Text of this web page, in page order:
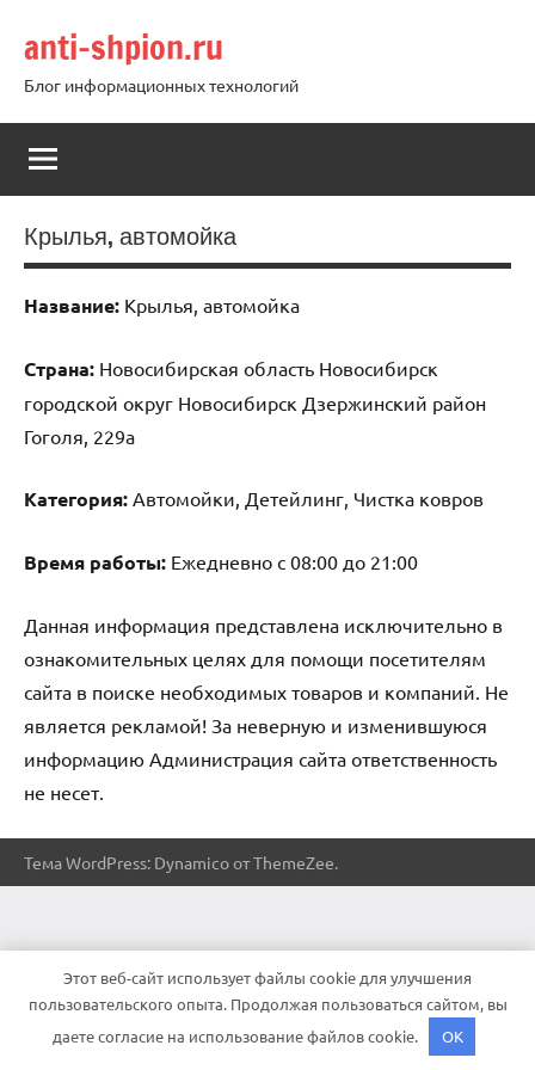
содержимому
anti-shpion.ru
Блог информационных технологий
Крылья, автомойка
Название: Крылья, автомойка
Страна: Новосибирская область Новосибирск
городской округ Новосибирск Дзержинский район
Гоголя, 229а
Категория: Автомойки, Детейлинг, Чистка ковров
Время работы: Ежедневно с 08:00 до 21:00
Данная информация представлена исключительно в
ознакомительных целях для помощи посетителям
сайта в поиске необходимых товаров и компаний. Не
является рекламой! За неверную и изменившуюся
информацию Администрация сайта ответственность
не несет.
Тема WordPress: Dynamico от ThemeZee.
Этот веб-сайт использует файлы cookie для улучшения
пользовательского опыта. Продолжая пользоваться сайтом, вы
даете согласие на использование файлов cookie.
OK